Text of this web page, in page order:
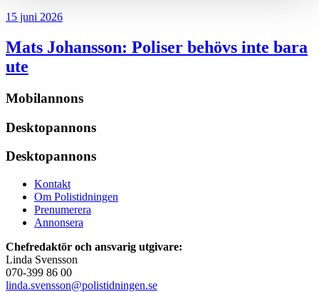
15 juni 2026
Mats Johansson: Poliser behövs inte bara
ute
Mobilannons
Desktopannons
Desktopannons
Kontakt
Om Polistidningen
Prenumerera
Annonsera
Chefredaktör och ansvarig utgivare:
Linda Svensson
070-399 86 00
linda.svensson@polistidningen.se